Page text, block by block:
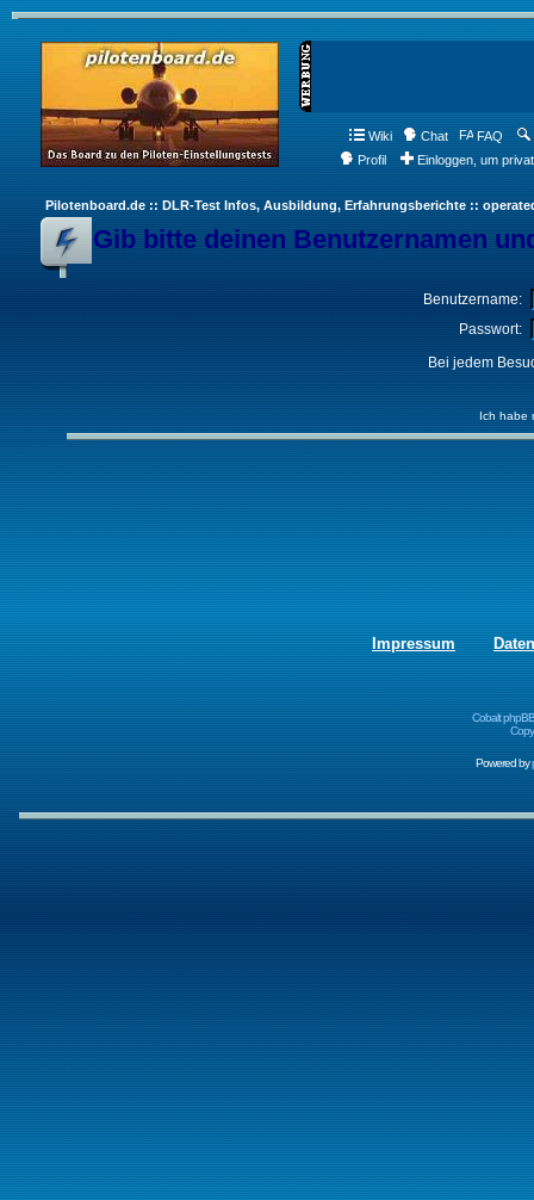
Wiki Chat FAQ
Profil
Einloggen, um
Pilotenboard.de :: DLR-Test Infos, Ausbildung, Erfahrungsberichte ::
Gib bitte deinen Benutzernamen
Benutzername:
Passwort:
Bei jedem
Ich habe
Impressum
Cobalt
Powered by